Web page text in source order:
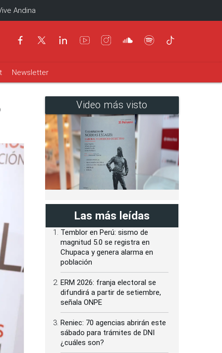
Andina
Newsletter
Video más visto
Las más leídas
Temblor en Perú: sismo de
magnitud 5.0 se registra en
Chupaca y genera alarma en
población
ERM 2026: franja electoral se
difundirá a partir de setiembre,
señala ONPE
Reniec: 70 agencias abrirán este
sábado para trámites de DNI
¿cuáles son?